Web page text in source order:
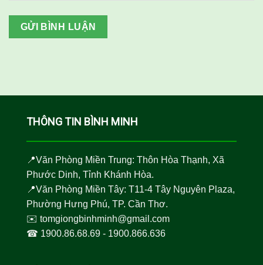
THÔNG TIN BÌNH MINH
📍Văn Phòng Miền Trung: Thôn Hòa Thạnh, Xã
Phước Dinh, Tỉnh Khánh Hòa.
📍Văn Phòng Miền Tây: T11-4 Tây Nguyên Plaza,
Phường Hưng Phú, TP. Cần Thơ.
✉️ tomgiongbinhminh@gmail.com
☎︎ 1900.86.68.69- 1900.866.636